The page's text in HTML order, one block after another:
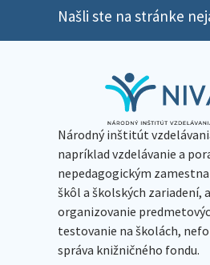
Našli ste na stránke
Národný inštitút
napríklad vzdelávanie a
nepedagogickým
škôl a školských zariadení,
organizovanie
testovanie na školách,
správa knižničného fondu.